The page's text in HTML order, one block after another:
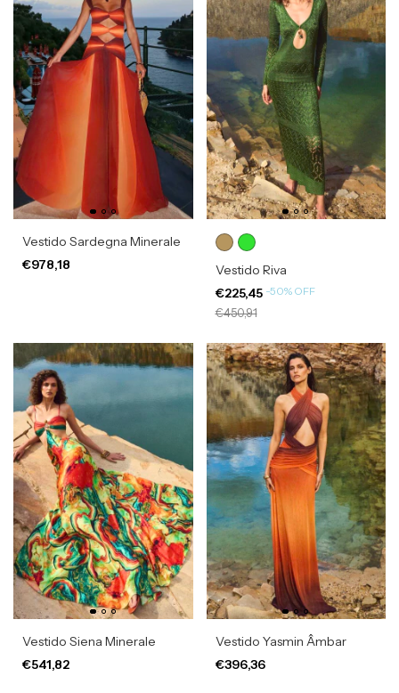
Vestido Sardegna Minerale
€978,18
Vestido Riva
€225,45 -50% OFF
€450,91
Vestido Siena Minerale
€541,82
Vestido Yasmin Âmbar
€396,36